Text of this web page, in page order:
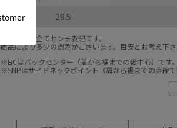
裾口
29.5
採寸結果は全てセンチ表記です。
商品により多少の誤差がございます。目安とお考え下さ
※BCはバックセンター（首から裾までの後中心）です。
※SNPはサイドネックポイント（肩から裾までの直線で